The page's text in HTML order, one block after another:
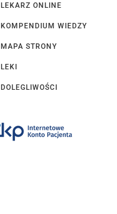
LEKARZ ONLINE
KOMPENDIUM WIEDZY
MAPA STRONY
LEKI
DOLEGLIWOŚCI